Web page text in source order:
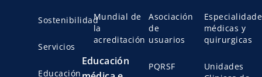
Sostenibilidad
Servicios
Educación
Mundial de
la
acreditación
Educación
Asociación
de
usuarios
PQRSF
médicas y
quirurgicas
Unidades